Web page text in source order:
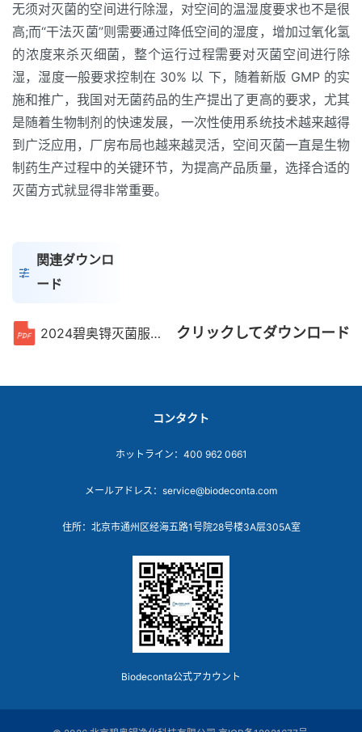
无须对灭菌的空间进行除湿，对空间的温湿度要求也不是很
高;而“干法灭菌”则需要通过降低空间的湿度，增加过氧化氢
的浓度来杀灭细菌，整个运行过程需要对灭菌空间进行除
湿，湿度一般要求控制在 30% 以 下，随着新版 GMP 的实
施和推广，我国对无菌药品的生产提出了更高的要求，尤其
是随着生物制剂的快速发展，一次性使用系统技术越来越得
到广泛应用，厂房布局也越来越灵活，空间灭菌一直是生物
制药生产过程中的关键环节，为提高产品质量，选择合适的
灭菌方式就显得非常重要。
関連ダウンロ
ード
2024碧奥锝灭菌服务手册 クリックしてダウンロード
コンタクト
ホットライン：400 962 0661
メールアドレス：service@biodeconta.com
住所：北京市通州区经海五路1号院28号楼3A层305A室
Biodeconta公式アカウント